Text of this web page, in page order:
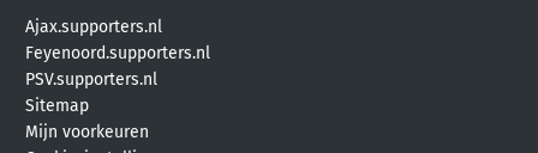
Ajax.supporters.nl
Feyenoord.supporters.nl
PSV.supporters.nl
Sitemap
Mijn voorkeuren